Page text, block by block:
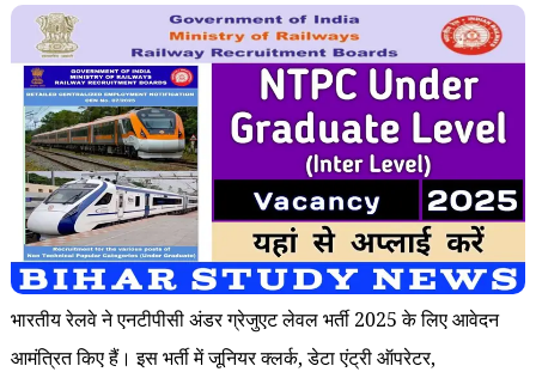
भारतीय रेलवे ने एनटीपीसी अंडर ग्रेजुएट लेवल भर्ती 2025 के लिए आवेदन
आमंत्रित किए हैं। इस भर्ती में जूनियर क्लर्क, डेटा एंट्री ऑपरेटर,